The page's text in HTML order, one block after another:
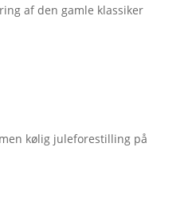
af den gamle klassiker
men kølig juleforestilling på